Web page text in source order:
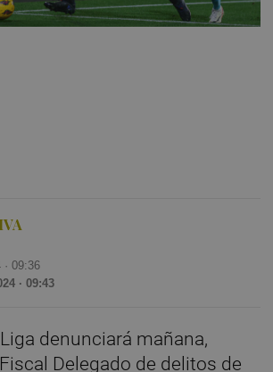
·09:36
· 09:43
denunciará mañana,
Delegado de delitos de